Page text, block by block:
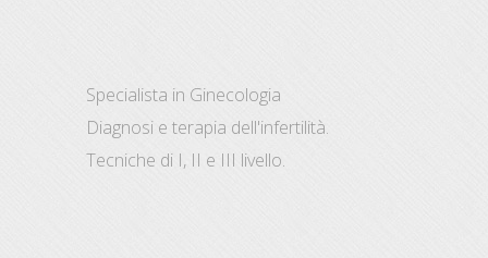
Specialista in Ginecologia
Diagnosi e terapia dell'infertilità.
Tecniche di I, II e III livello.